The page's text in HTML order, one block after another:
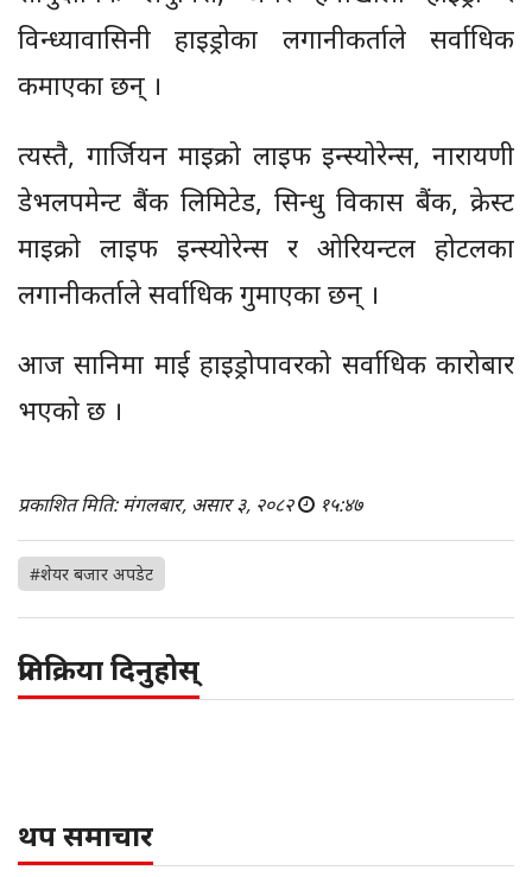
विन्ध्यावासिनी हाइड्रोका लगानीकर्ताले सर्वाधिक
कमाएका छन् ।
त्यस्तै, गार्जियन माइक्रो लाइफ इन्स्योरेन्स, नारायणी
डेभलपमेन्ट बैंक लिमिटेड, सिन्धु विकास बैंक, क्रेस्ट
माइक्रो लाइफ इन्स्योरेन्स र ओरियन्टल होटलका
लगानीकर्ताले सर्वाधिक गुमाएका छन् ।
आज सानिमा माई हाइड्रोपावरको सर्वाधिक कारोबार
भएको छ ।
प्रकाशित मिति: मंगलबार, असार ३, २०८२ १५:४७
#शेयर बजार अपडेट
प्रतिक्रिया दिनुहोस्
थप समाचार